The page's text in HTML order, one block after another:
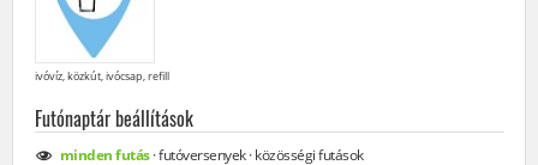
ivóvíz, közkút, ivócsap, refill
Futónaptár beállítások
mindenfutás·futóversenyek·közösségifutások